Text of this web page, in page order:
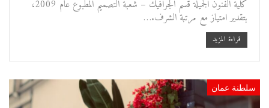
كلية الفنون الجميلة قسم الجرافيك – شعبة التصميم المطبوع عام 2009،
بتقدير امتياز مع مرتبة الشرف.…
قراءة المزيد
سلطنة عمان